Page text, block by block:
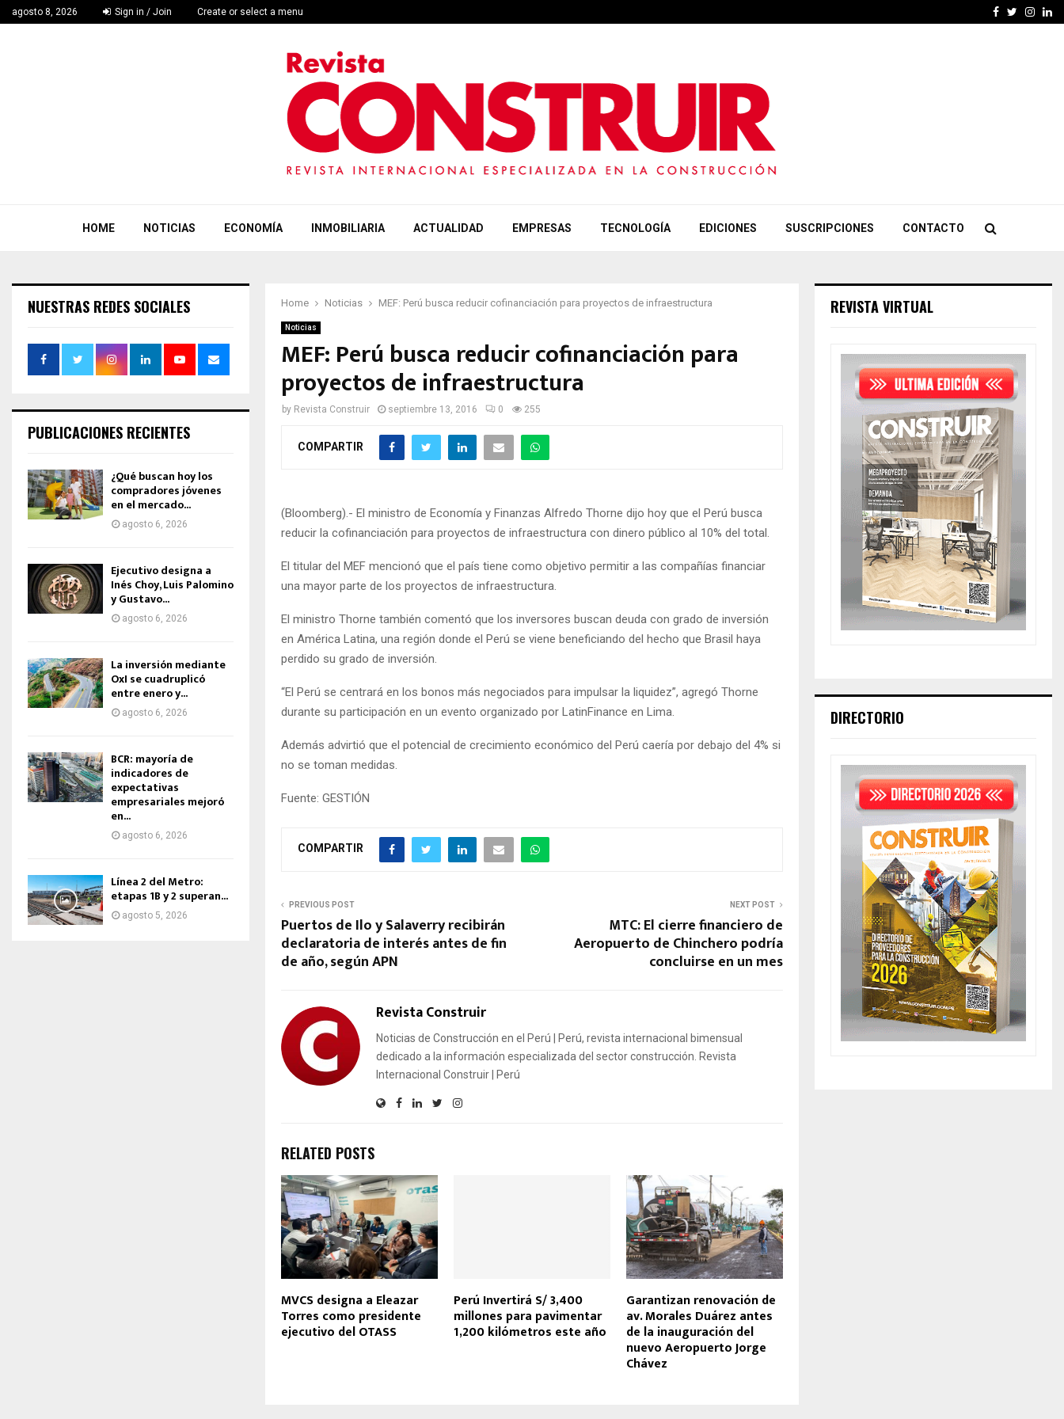
agosto 8, 2026 Sign in / Join Create or select a menu Facebook
Twitter
HOME NOTICIAS ECONOMÍA INMOBILIARIA ACTUALIDAD EMPRESAS TECNOLOGÍA EDICIONES SUSCRIPCIONES CONTACTO
Home Noticias MEF: Perú busca reducir cofinanciación para proyectos de infraestructura
Noticias
MEF: Perú busca reducir cofinanciación para
proyectos de infraestructura
by Revista Construir septiembre 13, 2016 0 255
COMPARTIR
(Bloomberg).- El ministro de Economía y Finanzas Alfredo Thorne dijo hoy que el Perú busca
reducir la cofinanciación para proyectos de infraestructura con dinero público al 10% del total.
El titular del MEF mencionó que el país tiene como objetivo permitir a las compañías financiar
una mayor parte de los proyectos de infraestructura.
El ministro Thorne también comentó que los inversores buscan deuda con grado de inversión
en América Latina, una región donde el Perú se viene beneficiando del hecho que Brasil haya
perdido su grado de inversión.
“El Perú se centrará en los bonos más negociados para impulsar la liquidez”, agregó Thorne
durante su participación en un evento organizado por LatinFinance en Lima.
Además advirtió que el potencial de crecimiento económico del Perú caería por debajo del 4% si
no se toman medidas.
Fuente: GESTIÓN
COMPARTIR
PREVIOUS POST
Puertos de Ilo y Salaverry recibirán
declaratoria de interés antes de fin
de año, según APN
NEXT POST
MTC: El cierre financiero de
Aeropuerto de Chinchero podría
concluirse en un mes
Revista Construir
Noticias de Construcción en el Perú | Perú, revista internacional bimensual
dedicado a la información especializada del sector construcción. Revista
Internacional Construir | Perú
RELATED POSTS
MVCS designa a Eleazar
Torres como presidente
ejecutivo del OTASS
Perú Invertirá S/ 3,400
millones para pavimentar
1,200 kilómetros este año
Garantizan renovación de
av. Morales Duárez antes
de la inauguración del
nuevo Aeropuerto Jorge
Chávez
NUESTRAS REDES SOCIALES
PUBLICACIONES RECIENTES
¿Qué buscan hoy los
compradores jóvenes
en el mercado...
agosto 6, 2026
Ejecutivo designa a
Inés Choy, Luis Palomino
y Gustavo...
agosto 6, 2026
La inversión mediante
OxI se cuadruplicó
entre enero y...
agosto 6, 2026
BCR: mayoría de
indicadores de
expectativas
empresariales mejoró
en...
agosto 6, 2026
Línea 2 del Metro:
etapas 1B y 2 superan...
agosto 5, 2026
REVISTA VIRTUAL
DIRECTORIO